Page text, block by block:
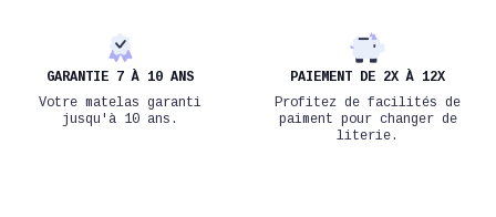
GARANTIE 7 À 10 ANS
Votre matelas garanti
jusqu'à 10 ans.
PAIEMENT DE 2X À 12X
Profitez de facilités de
paiment pour changer de
literie.